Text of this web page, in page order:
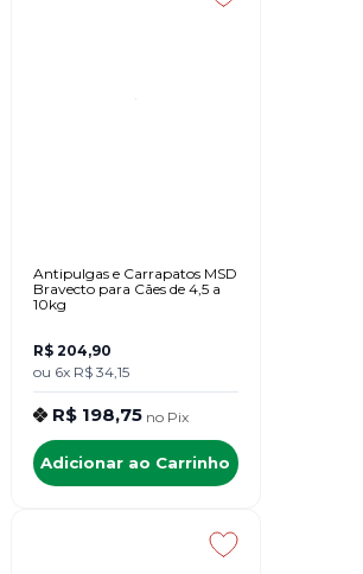
Antipulgas e Carrapatos MSD
Bravecto para Cães de 4,5 a
10kg
R$ 204,90
ou 6x R$ 34,15
R$ 198,75 no Pix
Adicionar ao Carrinho